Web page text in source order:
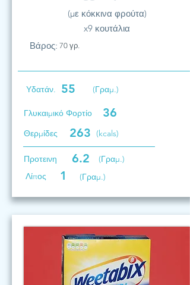
(με κόκκινα φρούτα)
x9 κουτάλια
Βάρος: 70 γρ.
Υδατάν. 55 (Γραμ.)
Γλυκαιμικό Φορτίο 36
Θερμίδες 263 (kcals)
Προτεινη 6.2
(Γραμ.)
Λίπος
1 (Γραμ.)